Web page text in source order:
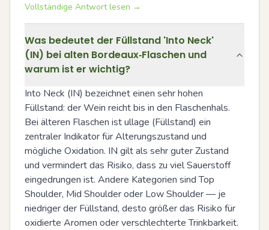
Vollständige Antwort lesen →
Was bedeutet der Füllstand 'Into Neck'
(IN) bei alten Bordeaux‑Flaschen und
warum ist er wichtig?
Into Neck (IN) bezeichnet einen sehr hohen
Füllstand: der Wein reicht bis in den Flaschenhals.
Bei älteren Flaschen ist ullage (Füllstand) ein
zentraler Indikator für Alterungszustand und
mögliche Oxidation. IN gilt als sehr guter Zustand
und vermindert das Risiko, dass zu viel Sauerstoff
eingedrungen ist. Andere Kategorien sind Top
Shoulder, Mid Shoulder oder Low Shoulder — je
niedriger der Füllstand, desto größer das Risiko für
oxidierte Aromen oder verschlechterte Trinkbarkeit.